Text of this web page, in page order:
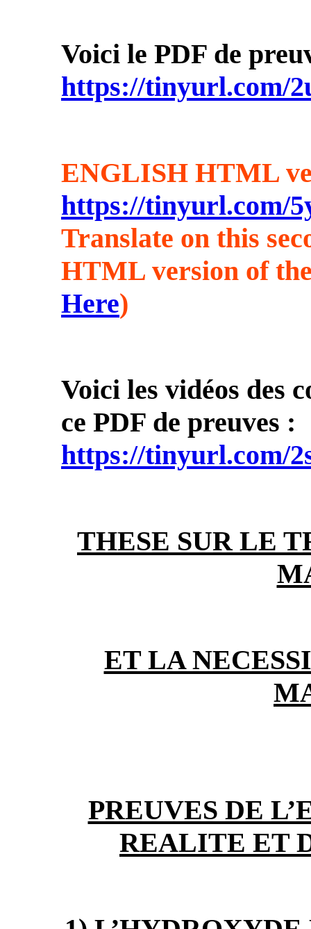
Voici le PDF de
https://tinyurl.com/
ENGLISH HTML
https://tinyurl.com/
Translate on this
HTML version of
Here)
Voici les vidéos des
ce PDF de preuves :
https://tinyurl.com/
THESE SUR LE
ET LA
PREUVES DE
REALITE ET